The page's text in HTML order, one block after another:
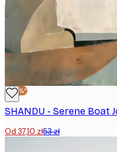
-30%*
Od 37,10 zł53 zł